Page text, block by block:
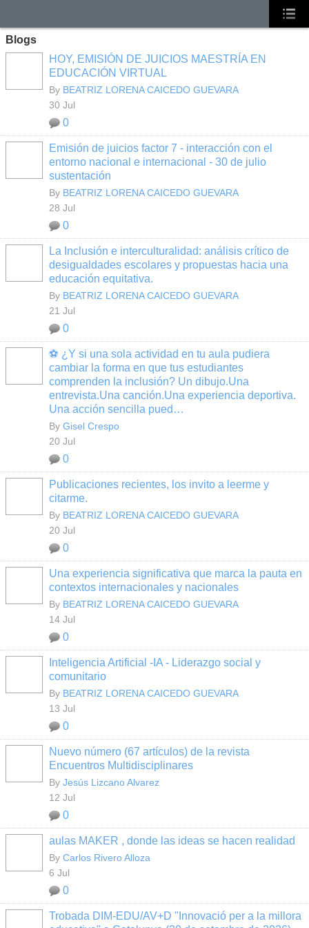
Blogs
HOY, EMISIÓN DE JUICIOS MAESTRÍA EN
EDUCACIÓN VIRTUAL
By BEATRIZ LORENA CAICEDO GUEVARA
30 Jul
0
Emisión de juicios factor 7 - interacción con el
entorno nacional e internacional - 30 de julio
sustentación
By BEATRIZ LORENA CAICEDO GUEVARA
28 Jul
0
La Inclusión e interculturalidad: análisis crítico de
desigualdades escolares y propuestas hacia una
educación equitativa.
By BEATRIZ LORENA CAICEDO GUEVARA
21 Jul
0
⚽ ¿Y si una sola actividad en tu aula pudiera
cambiar la forma en que tus estudiantes
comprenden la inclusión? Un dibujo.Una
entrevista.Una canción.Una experiencia deportiva.
Una acción sencilla pued…
By Gisel Crespo
20 Jul
0
Publicaciones recientes, los invito a leerme y
citarme.
By BEATRIZ LORENA CAICEDO GUEVARA
20 Jul
0
Una experiencia significativa que marca la pauta en
contextos internacionales y nacionales
By BEATRIZ LORENA CAICEDO GUEVARA
14 Jul
0
Inteligencia Artificial -IA - Liderazgo social y
comunitario
By BEATRIZ LORENA CAICEDO GUEVARA
13 Jul
0
Nuevo número (67 artículos) de la revista
Encuentros Multidisciplinares
By Jesús Lizcano Alvarez
12 Jul
0
aulas MAKER , donde las ideas se hacen realidad
By Carlos Rivero Alloza
6 Jul
0
Trobada DIM-EDU/AV+D "Innovació per a la millora